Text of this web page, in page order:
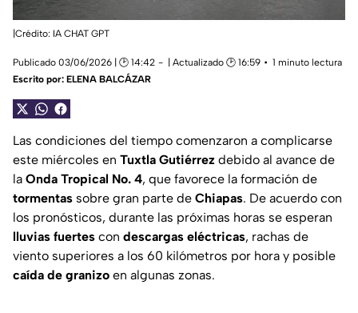
|Crédito: IA CHAT GPT
Publicado 03/06/2026 | 🕑 14:42 | Actualizado 🕑 16:59
1 minuto lectura
Escrito por: ELENA BALCÁZAR
Las condiciones del tiempo comenzaron a complicarse
este miércoles en Tuxtla Gutiérrez debido al avance de
la Onda Tropical No. 4, que favorece la formación de
tormentas sobre gran parte de Chiapas. De acuerdo con
los pronósticos, durante las próximas horas se esperan
lluvias fuertes con descargas eléctricas, rachas de
viento superiores a los 60 kilómetros por hora y posible
caída de granizo en algunas zonas.